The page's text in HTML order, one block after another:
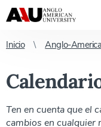
Inicio Anglo-
Ten en cuenta que el
cambios en cualquier